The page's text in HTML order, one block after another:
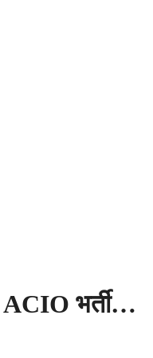
भर्ती…